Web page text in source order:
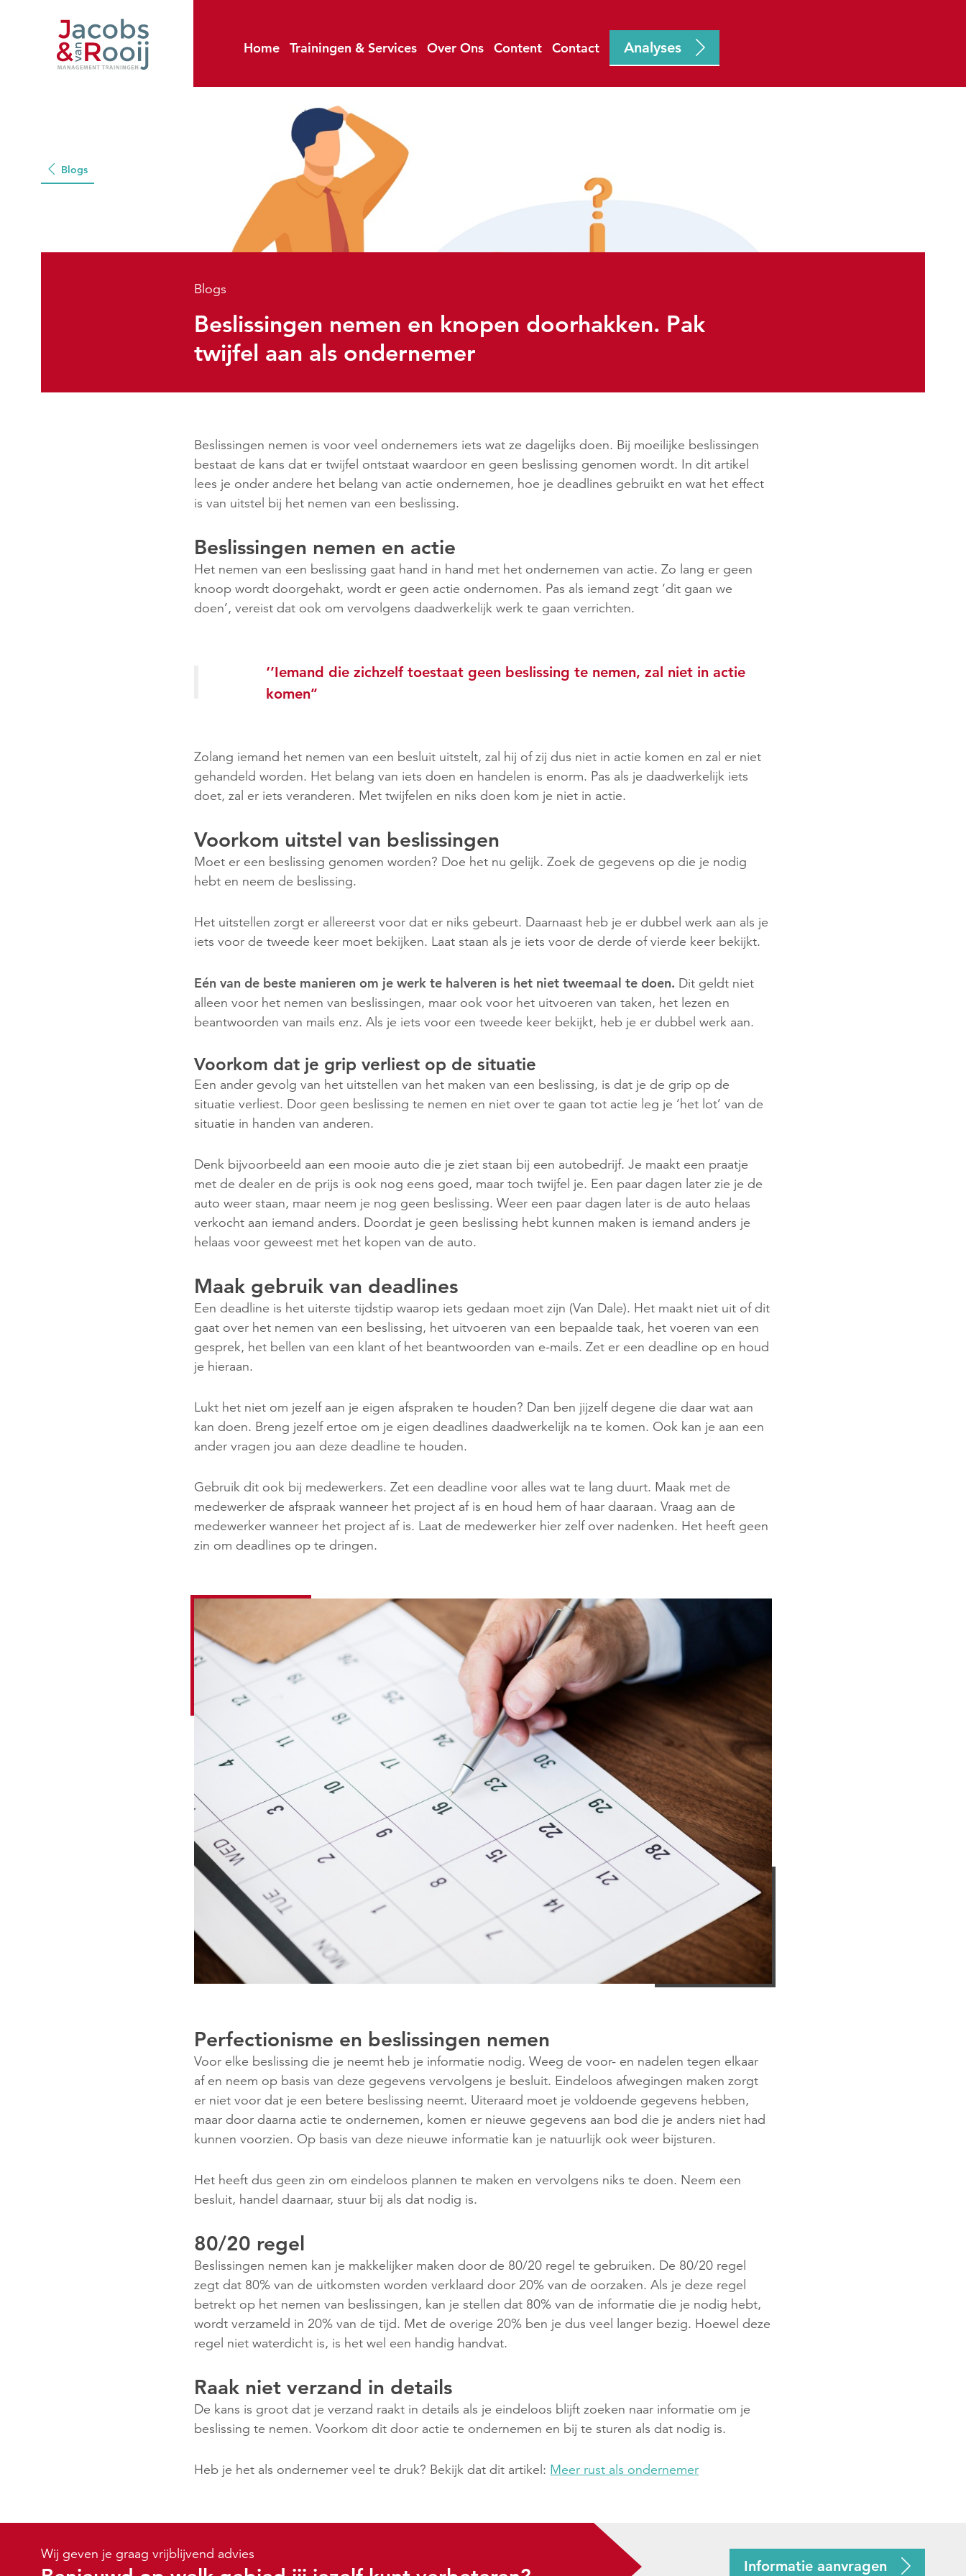
Home Trainingen & Services Over Ons Content Contact Analyses
Blogs
Blogs
Beslissingen nemen en knopen doorhakken. Pak
twijfel aan als ondernemer
Beslissingen nemen is voor veel ondernemers iets wat ze dagelijks doen. Bij moeilijke beslissingen
bestaat de kans dat er twijfel ontstaat waardoor en geen beslissing genomen wordt. In dit artikel
lees je onder andere het belang van actie ondernemen, hoe je deadlines gebruikt en wat het effect
is van uitstel bij het nemen van een beslissing.
Beslissingen nemen en actie
Het nemen van een beslissing gaat hand in hand met het ondernemen van actie. Zo lang er geen
knoop wordt doorgehakt, wordt er geen actie ondernomen. Pas als iemand zegt ‘dit gaan we
doen’, vereist dat ook om vervolgens daadwerkelijk werk te gaan verrichten.
‘’Iemand die zichzelf toestaat geen beslissing te nemen, zal niet in actie
komen’’
Zolang iemand het nemen van een besluit uitstelt, zal hij of zij dus niet in actie komen en zal er niet
gehandeld worden. Het belang van iets doen en handelen is enorm. Pas als je daadwerkelijk iets
doet, zal er iets veranderen. Met twijfelen en niks doen kom je niet in actie.
Voorkom uitstel van beslissingen
Moet er een beslissing genomen worden? Doe het nu gelijk. Zoek de gegevens op die je nodig
hebt en neem de beslissing.
Het uitstellen zorgt er allereerst voor dat er niks gebeurt. Daarnaast heb je er dubbel werk aan als je
iets voor de tweede keer moet bekijken. Laat staan als je iets voor de derde of vierde keer bekijkt.
Eén van de beste manieren om je werk te halveren is het niet tweemaal te doen. Dit geldt niet
alleen voor het nemen van beslissingen, maar ook voor het uitvoeren van taken, het lezen en
beantwoorden van mails enz. Als je iets voor een tweede keer bekijkt, heb je er dubbel werk aan.
Voorkom dat je grip verliest op de situatie
Een ander gevolg van het uitstellen van het maken van een beslissing, is dat je de grip op de
situatie verliest. Door geen beslissing te nemen en niet over te gaan tot actie leg je ‘het lot’ van de
situatie in handen van anderen.
Denk bijvoorbeeld aan een mooie auto die je ziet staan bij een autobedrijf. Je maakt een praatje
met de dealer en de prijs is ook nog eens goed, maar toch twijfel je. Een paar dagen later zie je de
auto weer staan, maar neem je nog geen beslissing. Weer een paar dagen later is de auto helaas
verkocht aan iemand anders. Doordat je geen beslissing hebt kunnen maken is iemand anders je
helaas voor geweest met het kopen van de auto.
Maak gebruik van deadlines
Een deadline is het uiterste tijdstip waarop iets gedaan moet zijn (Van Dale). Het maakt niet uit of dit
gaat over het nemen van een beslissing, het uitvoeren van een bepaalde taak, het voeren van een
gesprek, het bellen van een klant of het beantwoorden van e-mails. Zet er een deadline op en houd
je hieraan.
Lukt het niet om jezelf aan je eigen afspraken te houden? Dan ben jijzelf degene die daar wat aan
kan doen. Breng jezelf ertoe om je eigen deadlines daadwerkelijk na te komen. Ook kan je aan een
ander vragen jou aan deze deadline te houden.
Gebruik dit ook bij medewerkers. Zet een deadline voor alles wat te lang duurt. Maak met de
medewerker de afspraak wanneer het project af is en houd hem of haar daaraan. Vraag aan de
medewerker wanneer het project af is. Laat de medewerker hier zelf over nadenken. Het heeft geen
zin om deadlines op te dringen.
Perfectionisme en beslissingen nemen
Voor elke beslissing die je neemt heb je informatie nodig. Weeg de voor- en nadelen tegen elkaar
af en neem op basis van deze gegevens vervolgens je besluit. Eindeloos afwegingen maken zorgt
er niet voor dat je een betere beslissing neemt. Uiteraard moet je voldoende gegevens hebben,
maar door daarna actie te ondernemen, komen er nieuwe gegevens aan bod die je anders niet had
kunnen voorzien. Op basis van deze nieuwe informatie kan je natuurlijk ook weer bijsturen.
Het heeft dus geen zin om eindeloos plannen te maken en vervolgens niks te doen. Neem een
besluit, handel daarnaar, stuur bij als dat nodig is.
80/20 regel
Beslissingen nemen kan je makkelijker maken door de 80/20 regel te gebruiken. De 80/20 regel
zegt dat 80% van de uitkomsten worden verklaard door 20% van de oorzaken. Als je deze regel
betrekt op het nemen van beslissingen, kan je stellen dat 80% van de informatie die je nodig hebt,
wordt verzameld in 20% van de tijd. Met de overige 20% ben je dus veel langer bezig. Hoewel deze
regel niet waterdicht is, is het wel een handig handvat.
Raak niet verzand in details
De kans is groot dat je verzand raakt in details als je eindeloos blijft zoeken naar informatie om je
beslissing te nemen. Voorkom dit door actie te ondernemen en bij te sturen als dat nodig is.
Heb je het als ondernemer veel te druk? Bekijk dat dit artikel: Meer rust als ondernemer
Wij geven je graag vrijblijvend advies
Informatie aanvragen